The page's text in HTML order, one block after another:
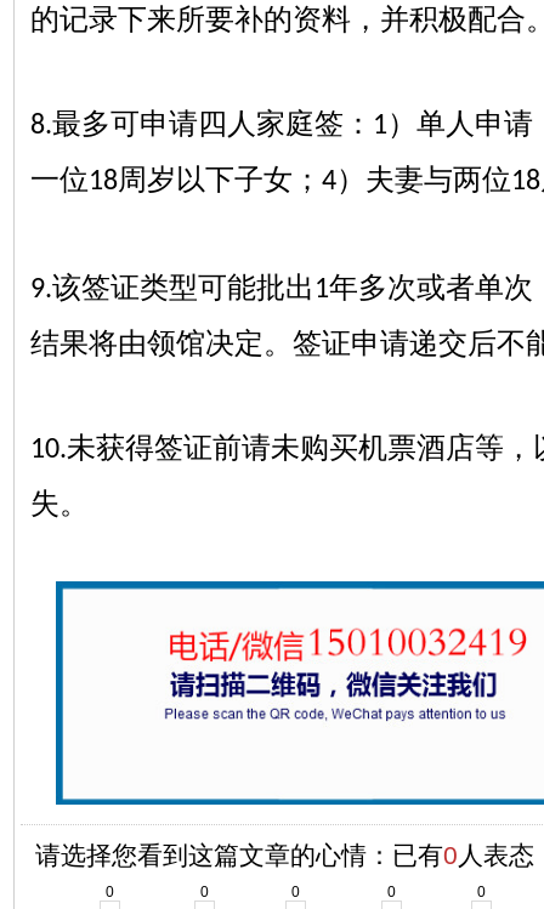
的记录下来所要补的资料，并积极配合
8.最多可申请四人家庭签： 1）单人申请
一位18周岁以下子女； 4）夫妻与两位18
9.该签证类型可能批出 1年多次或者单次
结果将由领馆决定。签证申请递交后不
10.未获得签证前请未购买机票酒店等
失。
请选择您看到这篇文章的心情：已有0 人表态
0 0 0 0 0